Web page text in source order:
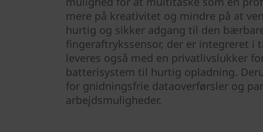
mere på kreativitet og mindre på at
hurtig og sikker adgang til den
fingeraftrykssensor, der er integreret i
leveres også med en privatlivslukker
batterisystem til hurtig opladning.
for gnidningsfrie dataoverførsler og
arbejdsmuligheder.